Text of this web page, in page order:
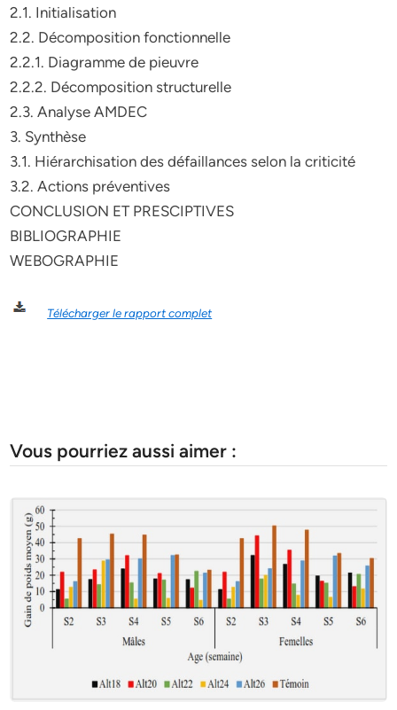
2.1. Initialisation
2.2. Décomposition fonctionnelle
2.2.1. Diagramme de pieuvre
2.2.2. Décomposition structurelle
2.3. Analyse AMDEC
3. Synthèse
3.1. Hiérarchisation des défaillances selon la criticité
3.2. Actions préventives
CONCLUSION ET PRESCIPTIVES
BIBLIOGRAPHIE
WEBOGRAPHIE
Télécharger le rapport complet
Vous pourriez aussi aimer :